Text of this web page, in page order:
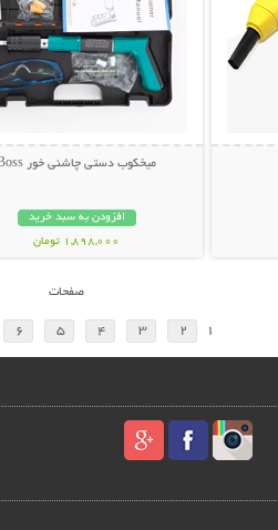
میخکوب دستی چاشنی خور Boss
افزودن به سبد خرید
1,898,000 تومان
صفحات
1
2
3
4
5
6